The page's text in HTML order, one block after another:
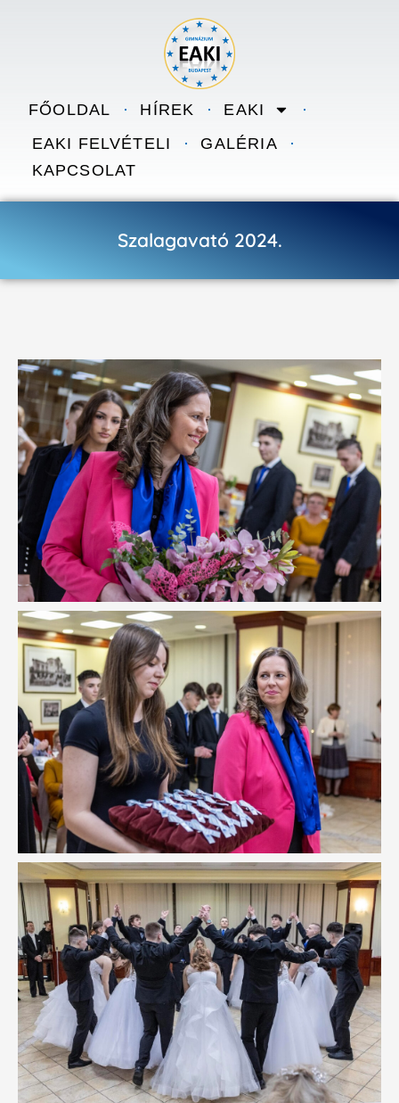
FŐOLDAL HÍREK
EAKI
EAKI FELVÉTELI
GALÉRIA
KAPCSOLAT
Szalagavató 2024.